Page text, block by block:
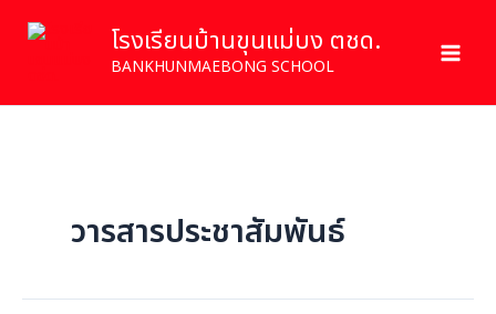
โรงเรียนบ้านขุนแม่บง ตชด.
BANKHUNMAEBONG SCHOOL
วารสารประชาสัมพันธ์